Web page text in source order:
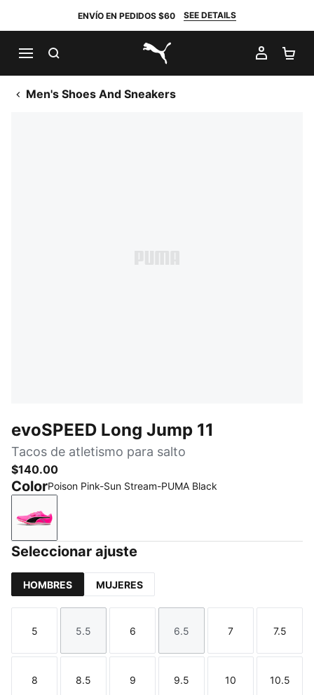
ENVÍO EN PEDIDOS $60 SEE DETAILS
PUMA.com
MI
Men's Shoes And Sneakers
evoSPEED Long Jump 11
Tacos de atletismo para salto
$140.00
ColorPoison Pink-Sun Stream-PUMA Black
Poison Pink-Sun Stream-PUMA Black
Seleccionar ajuste
HOMBRES MUJERES
Talla
5
Talla
5.5
Talla
6
Talla
6.5
Talla
7
Talla
7.5
Talla
8
Talla
8.5
Talla
9
Talla
9.5
Talla
10
Talla
10.5